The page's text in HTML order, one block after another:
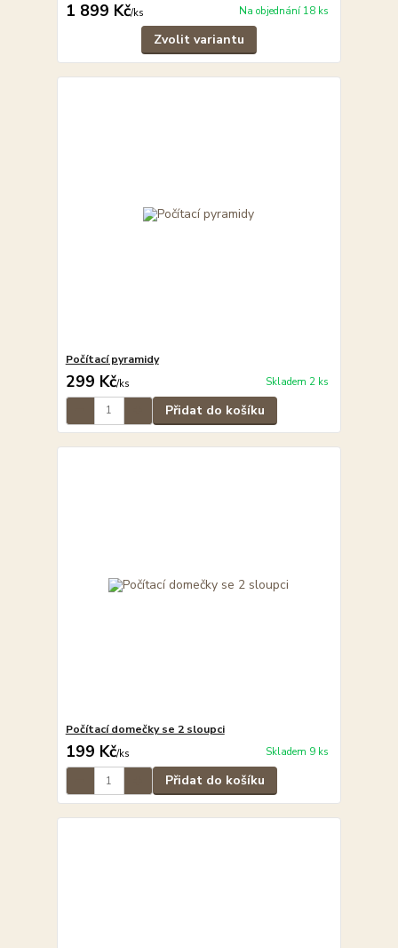
1 899 Kč/ks Na objednání 18 ks
Zvolit variantu
Počítací pyramidy
299 Kč/ks Skladem 2 ks
Přidat do košíku
Počítací domečky se 2 sloupci
199 Kč/ks Skladem 9 ks
Přidat do košíku